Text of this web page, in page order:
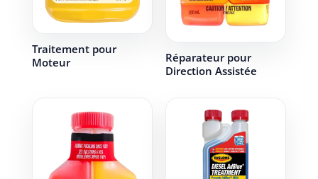
Traitement pour
Moteur
Réparateur pour
Direction Assistée